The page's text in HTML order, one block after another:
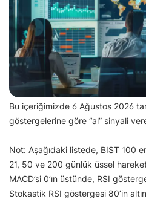
Bu içeriğimizde 6 Ağustos 2026
göstergelerine göre “al” sinyali
Not: Aşağıdaki listede, BIST 100
21, 50 ve 200 günlük üssel
MACD’si 0’ın üstünde, RSI
Stokastik RSI göstergesi 80’in